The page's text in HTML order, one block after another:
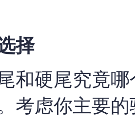
择
和硬尾究竟
考虑你主要